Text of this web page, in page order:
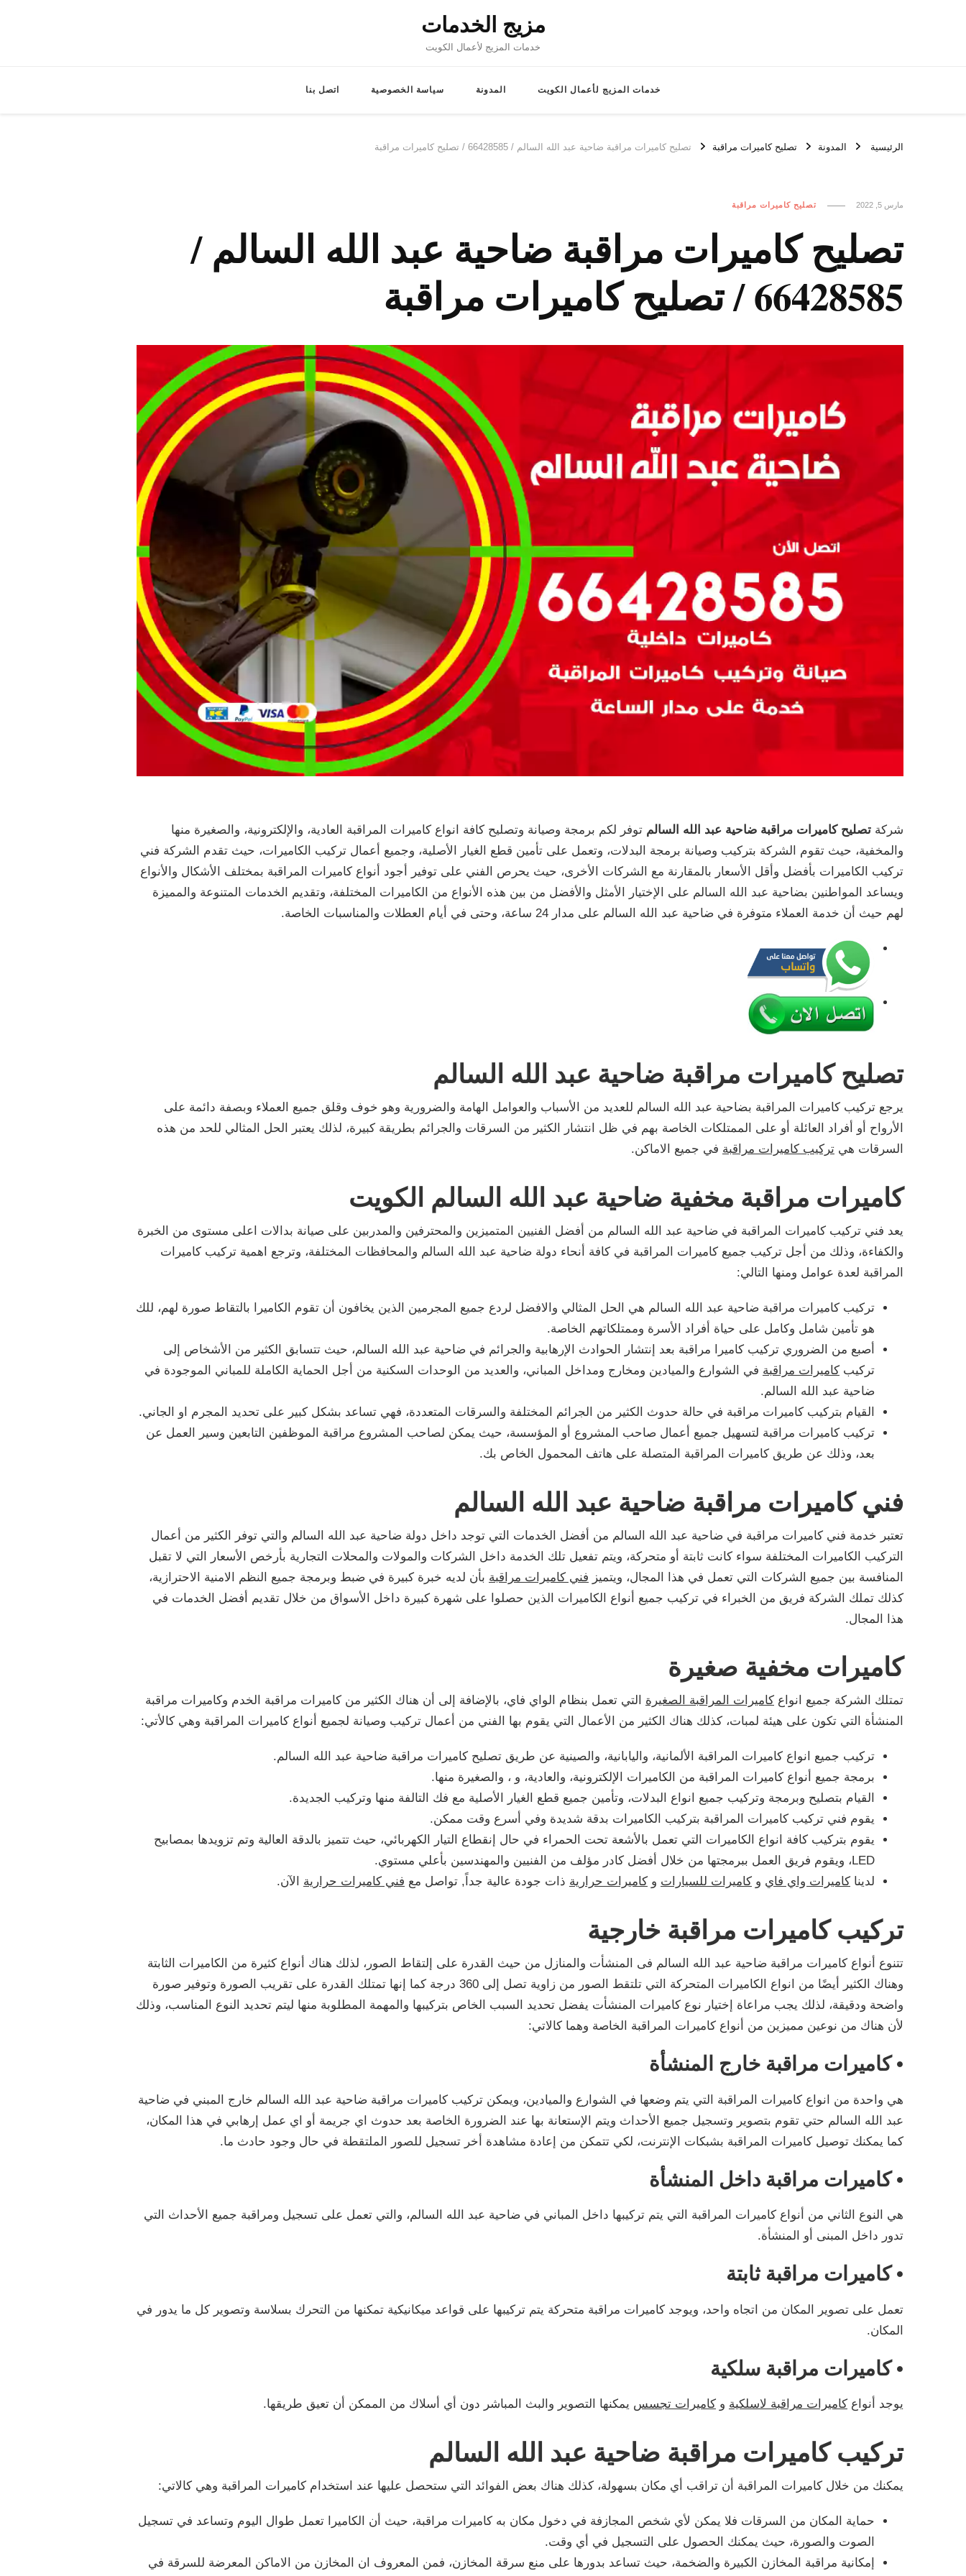
مزيج الخدمات
خدمات المزيج لأعمال الكويت
خدمات المزيج لأعمال الكويت المدونة سياسة الخصوصية اتصل بنا
الرئيسية المدونة تصليح كاميرات مراقبة تصليح كاميرات مراقبة ضاحية عبد الله السالم / 66428585 / تصليح كاميرات مراقبة
مارس 5, 2022 تصليح كاميرات مراقبة
تصليح كاميرات مراقبة ضاحية عبد الله السالم /
66428585 / تصليح كاميرات مراقبة
شركة تصليح كاميرات مراقبة ضاحية عبد الله السالم توفر لكم برمجة وصيانة وتصليح كافة انواع كاميرات المراقبة العادية، والإلكترونية، والصغيرة منها
والمخفية، حيث تقوم الشركة بتركيب وصيانة برمجة البدلات، وتعمل على تأمين قطع الغيار الأصلية، وجميع أعمال تركيب الكاميرات، حيث تقدم الشركة فني
تركيب الكاميرات بأفضل وأقل الأسعار بالمقارنة مع الشركات الأخرى، حيث يحرص الفني على توفير أجود أنواع كاميرات المراقبة بمختلف الأشكال والأنواع
ويساعد المواطنين بضاحية عبد الله السالم على الإختيار الأمثل والأفضل من بين هذه الأنواع من الكاميرات المختلفة، وتقديم الخدمات المتنوعة والمميزة
لهم حيث أن خدمة العملاء متوفرة في ضاحية عبد الله السالم على مدار 24 ساعة، وحتى في أيام العطلات والمناسبات الخاصة.
تصليح كاميرات مراقبة ضاحية عبد الله السالم
يرجع تركيب كاميرات المراقبة بضاحية عبد الله السالم للعديد من الأسباب والعوامل الهامة والضرورية وهو خوف وقلق جميع العملاء وبصفة دائمة على
الأرواح أو أفراد العائلة أو على الممتلكات الخاصة بهم في ظل انتشار الكثير من السرقات والجرائم بطريقة كبيرة، لذلك يعتبر الحل المثالي للحد من هذه
السرقات هي تركيب كاميرات مراقبة في جميع الاماكن.
كاميرات مراقبة مخفية ضاحية عبد الله السالم الكويت
يعد فني تركيب كاميرات المراقبة في ضاحية عبد الله السالم من أفضل الفنيين المتميزين والمحترفين والمدربين على صيانة بدالات اعلى مستوى من الخبرة
والكفاءة، وذلك من أجل تركيب جميع كاميرات المراقبة في كافة أنحاء دولة ضاحية عبد الله السالم والمحافظات المختلفة، وترجع اهمية تركيب كاميرات
المراقبة لعدة عوامل ومنها التالي:
تركيب كاميرات مراقبة ضاحية عبد الله السالم هي الحل المثالي والافضل لردع جميع المجرمين الذين يخافون أن تقوم الكاميرا بالتقاط صورة لهم، للك
هو تأمين شامل وكامل على حياة أفراد الأسرة وممتلكاتهم الخاصة.
أصبع من الضروري تركيب كاميرا مراقبة بعد إنتشار الحوادث الإرهابية والجرائم في ضاحية عبد الله السالم، حيث تتسابق الكثير من الأشخاص إلى
تركيب كاميرات مراقبة في الشوارع والميادين ومخارج ومداخل المباني، والعديد من الوحدات السكنية من أجل الحماية الكاملة للمباني الموجودة في
ضاحية عبد الله السالم.
القيام بتركيب كاميرات مراقبة في حالة حدوث الكثير من الجرائم المختلفة والسرقات المتعددة، فهي تساعد بشكل كبير على تحديد المجرم او الجاني.
تركيب كاميرات مراقبة لتسهيل جميع أعمال صاحب المشروع أو المؤسسة، حيث يمكن لصاحب المشروع مراقبة الموظفين التابعين وسير العمل عن
بعد، وذلك عن طريق كاميرات المراقبة المتصلة على هاتف المحمول الخاص بك.
فني كاميرات مراقبة ضاحية عبد الله السالم
تعتبر خدمة فني كاميرات مراقبة في ضاحية عبد الله السالم من أفضل الخدمات التي توجد داخل دولة ضاحية عبد الله السالم والتي توفر الكثير من أعمال
التركيب الكاميرات المختلفة سواء كانت ثابتة أو متحركة، ويتم تفعيل تلك الخدمة داخل الشركات والمولات والمحلات التجارية بأرخص الأسعار التي لا تقبل
المنافسة بين جميع الشركات التي تعمل في هذا المجال، ويتميز فني كاميرات مراقبة بأن لديه خبرة كبيرة في ضبط وبرمجة جميع النظم الامنية الاحترازية،
كذلك تملك الشركة فريق من الخبراء في تركيب جميع أنواع الكاميرات الذين حصلوا على شهرة كبيرة داخل الأسواق من خلال تقديم أفضل الخدمات في
هذا المجال.
كاميرات مخفية صغيرة
تمتلك الشركة جميع انواع كاميرات المراقبة الصغيرة التي تعمل بنظام الواي فاي، بالإضافة إلى أن هناك الكثير من كاميرات مراقبة الخدم وكاميرات مراقبة
المنشأة التي تكون على هيئة لمبات، كذلك هناك الكثير من الأعمال التي يقوم بها الفني من أعمال تركيب وصيانة لجميع أنواع كاميرات المراقبة وهي كالأتي:
تركيب جميع انواع كاميرات المراقبة الألمانية، واليابانية، والصينية عن طريق تصليح كاميرات مراقبة ضاحية عبد الله السالم.
برمجة جميع أنواع كاميرات المراقبة من الكاميرات الإلكترونية، والعادية، و ، والصغيرة منها.
القيام بتصليح وبرمجة وتركيب جميع انواع البدلات، وتأمين جميع قطع الغيار الأصلية مع فك التالفة منها وتركيب الجديدة.
يقوم فني تركيب كاميرات المراقبة بتركيب الكاميرات بدقة شديدة وفي أسرع وقت ممكن.
يقوم بتركيب كافة انواع الكاميرات التي تعمل بالأشعة تحت الحمراء في حال إنقطاع التيار الكهربائي، حيث تتميز بالدقة العالية وتم تزويدها بمصابيح
LED، ويقوم فريق العمل ببرمجتها من خلال أفضل كادر مؤلف من الفنيين والمهندسين بأعلي مستوي.
لدينا كاميرات واي فاي و كاميرات للسيارات و كاميرات حرارية ذات جودة عالية جداً, تواصل مع فني كاميرات حرارية الآن.
تركيب كاميرات مراقبة خارجية
تتنوع أنواع كاميرات مراقبة ضاحية عبد الله السالم فى المنشأت والمنازل من حيث القدرة على إلتقاط الصور، لذلك هناك أنواع كثيرة من الكاميرات الثابتة
وهناك الكثير أيضًا من انواع الكاميرات المتحركة التي تلتقط الصور من زاوية تصل إلى 360 درجة كما إنها تمتلك القدرة على تقريب الصورة وتوفير صورة
واضحة ودقيقة، لذلك يجب مراعاة إختيار نوع كاميرات المنشأت يفضل تحديد السبب الخاص بتركيبها والمهمة المطلوبة منها ليتم تحديد النوع المناسب، وذلك
لأن هناك من نوعين مميزين من أنواع كاميرات المراقبة الخاصة وهما كالاتي:
• كاميرات مراقبة خارج المنشأة
هي واحدة من انواع كاميرات المراقبة التي يتم وضعها في الشوارع والميادين، ويمكن تركيب كاميرات مراقبة ضاحية عبد الله السالم خارج المبني في ضاحية
عبد الله السالم حتي تقوم بتصوير وتسجيل جميع الأحداث ويتم الإستعانة بها عند الضرورة الخاصة بعد حدوث اي جريمة أو اي عمل إرهابي في هذا المكان،
كما يمكنك توصيل كاميرات المراقبة بشبكات الإنترنت، لكي تتمكن من إعادة مشاهدة أخر تسجيل للصور الملتقطة في حال وجود حادث ما.
• كاميرات مراقبة داخل المنشأة
هي النوع الثاني من أنواع كاميرات المراقبة التي يتم تركيبها داخل المباني في ضاحية عبد الله السالم، والتي تعمل على تسجيل ومراقبة جميع الأحداث التي
تدور داخل المبنى أو المنشأة.
• كاميرات مراقبة ثابتة
تعمل على تصوير المكان من اتجاه واحد، ويوجد كاميرات مراقبة متحركة يتم تركيبها على قواعد ميكانيكية تمكنها من التحرك بسلاسة وتصوير كل ما يدور في
المكان.
• كاميرات مراقبة سلكية
يوجد أنواع كاميرات مراقبة لاسلكية و كاميرات تجسس يمكنها التصوير والبث المباشر دون أي أسلاك من الممكن أن تعيق طريقها.
تركيب كاميرات مراقبة ضاحية عبد الله السالم
يمكنك من خلال كاميرات المراقبة أن تراقب أي مكان بسهولة، كذلك هناك بعض الفوائد التي ستحصل عليها عند استخدام كاميرات المراقبة وهي كالاتي:
حماية المكان من السرقات فلا يمكن لأي شخص المجازفة في دخول مكان به كاميرات مراقبة، حيث أن الكاميرا تعمل طوال اليوم وتساعد في تسجيل
الصوت والصورة، حيث يمكنك الحصول على التسجيل في أي وقت.
إمكانية مراقبة المخازن الكبيرة والضخمة، حيث تساعد بدورها على منع سرقة المخازن، فمن المعروف ان المخازن من الاماكن المعرضة للسرقة في